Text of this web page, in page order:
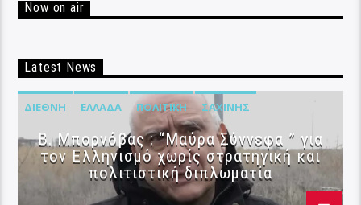
Now on air
Latest News
ΔΙΕΘΝΉ ΕΛΛΆΔΑ ΠΟΛΙΤΙΚΉ ΣΑΧΊΝΗΣ
B. Μπορνόβας : “Μαύρα Σύννεφα ” για
τον Ελληνισμό χωρίς στρατηγική και
πολιτιστική διπλωματία